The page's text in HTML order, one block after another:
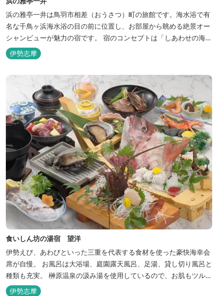
浜の雅亭一井は鳥羽市相差（おうさつ）町の旅館です。海水浴で有
名な千鳥ヶ浜海水浴の目の前に位置し、お部屋から眺める絶景オー
シャンビューが魅力の宿です。 宿のコンセプトは「しあわせの海
へ、ようきたなあ」。鳥羽市の南端「相差(おうさつ)」は太平洋に
面したみなと町。相差の海は、おいしい海産物、海女さん、美しい
れた「しあわせの海」です。...
伊勢志摩
食いしん坊の湯宿 望洋
伊勢えび、あわびといった三重を代表する食材を使った豪快海幸会
席が自慢。 お風呂は大浴場、庭園露天風呂、足湯、貸し切り風呂と
種類も充実。 榊原温泉の汲み湯を使用しているので、お肌もツルツ
ルに。
伊勢志摩